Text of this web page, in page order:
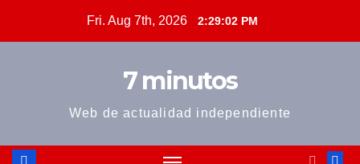
Fri. Aug 7th, 2026 2:29:03 PM
7 minutos
Web de actualidad independiente